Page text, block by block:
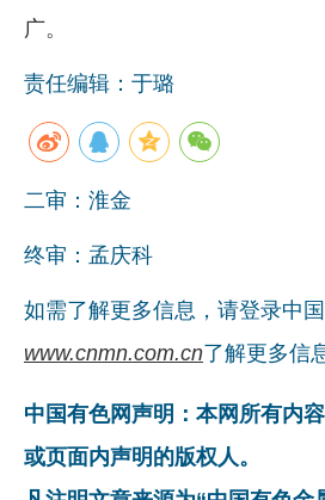
广。
责任编辑：于璐
二审：淮金
终审：孟庆科
如需了解更多信息，请登录中国
www.cnmn.com.cn了解更多信
中国有色网声明：本网所有内
或页面内声明的版权人。